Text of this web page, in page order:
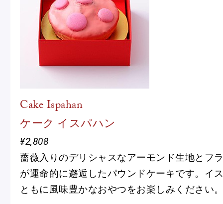
Cake Ispahan
ケーク イスパハン
¥2,808
薔薇入りのデリシャスなアーモンド生地とフ
が運命的に邂逅したパウンドケーキです。イ
ともに風味豊かなおやつをお楽しみください